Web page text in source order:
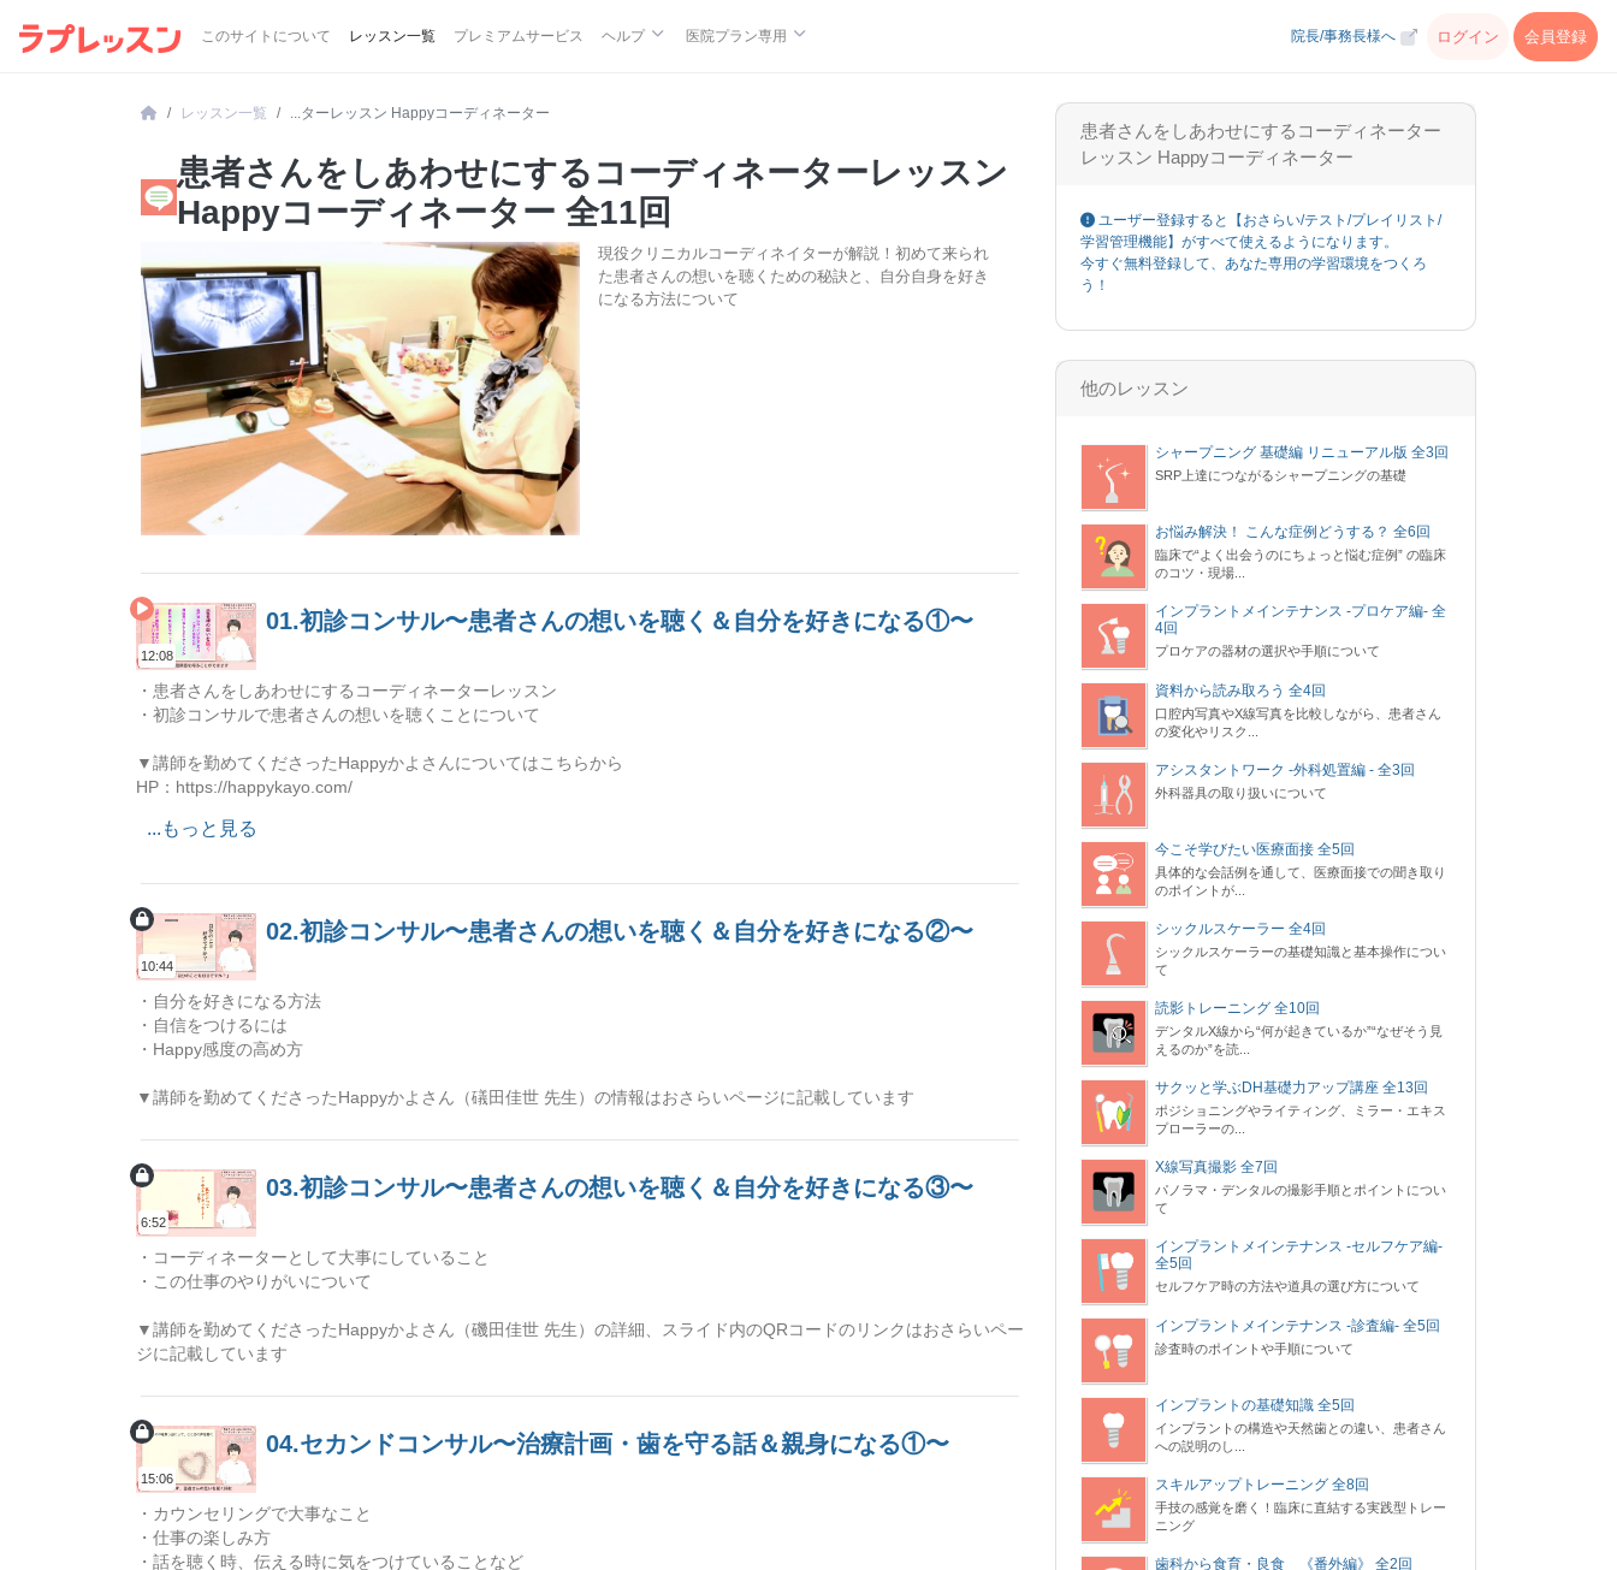
このサイトについて レッスン一覧 プレミアムサービス ヘルプ 医院プラン専用 院長/事務長様へ ログイン 会員登録
レッスン一覧 ...ターレッスン Happyコーディネーター
患者さんをしあわせにするコーディネーターレッスン
Happyコーディネーター 全11回
現役クリニカルコーディネイターが解説！初めて来られ
た患者さんの想いを聴くための秘訣と、自分自身を好き
になる方法について
12:08
01.初診コンサル〜患者さんの想いを聴く＆自分を好きになる①〜
・患者さんをしあわせにするコーディネーターレッスン
・初診コンサルで患者さんの想いを聴くことについて
▼講師を勤めてくださったHappyかよさんについてはこちらから
HP：https://happykayo.com/
...もっと見る
10:44
02.初診コンサル〜患者さんの想いを聴く＆自分を好きになる②〜
・自分を好きになる方法
・自信をつけるには
・Happy感度の高め方
▼講師を勤めてくださったHappyかよさん（礒田佳世 先生）の情報はおさらいページに記載しています
6:52
03.初診コンサル〜患者さんの想いを聴く＆自分を好きになる③〜
・コーディネーターとして大事にしていること
・この仕事のやりがいについて
▼講師を勤めてくださったHappyかよさん（磯田佳世 先生）の詳細、スライド内のQRコードのリンクはおさらいペー
ジに記載しています
15:06
04.セカンドコンサル〜治療計画・歯を守る話＆親身になる①〜
・カウンセリングで大事なこと
・仕事の楽しみ方
・話を聴く時、伝える時に気をつけていることなど
患者さんをしあわせにするコーディネーター
レッスン Happyコーディネーター
ユーザー登録すると【おさらい/テスト/プレイリスト/
学習管理機能】がすべて使えるようになります。
今すぐ無料登録して、あなた専用の学習環境をつくろ
う！
他のレッスン
シャープニング 基礎編 リニューアル版 全3回
SRP上達につながるシャープニングの基礎
お悩み解決！ こんな症例どうする？ 全6回
臨床で“よく出会うのにちょっと悩む症例” の臨床
のコツ・現場...
インプラントメインテナンス -プロケア編- 全
4回
プロケアの器材の選択や手順について
資料から読み取ろう 全4回
口腔内写真やX線写真を比較しながら、患者さん
の変化やリスク...
アシスタントワーク -外科処置編 - 全3回
外科器具の取り扱いについて
今こそ学びたい医療面接 全5回
具体的な会話例を通して、医療面接での聞き取り
のポイントが...
シックルスケーラー 全4回
シックルスケーラーの基礎知識と基本操作につい
て
読影トレーニング 全10回
デンタルX線から“何が起きているか”“なぜそう見
えるのか”を読...
サクッと学ぶDH基礎力アップ講座 全13回
ポジショニングやライティング、ミラー・エキス
プローラーの...
X線写真撮影 全7回
パノラマ・デンタルの撮影手順とポイントについ
て
インプラントメインテナンス -セルフケア編-
全5回
セルフケア時の方法や道具の選び方について
インプラントメインテナンス -診査編- 全5回
診査時のポイントや⼿順について
インプラントの基礎知識 全5回
インプラントの構造や天然歯との違い、患者さん
への説明のし...
スキルアップトレーニング 全8回
手技の感覚を磨く！臨床に直結する実践型トレー
ニング
歯科から食育・良食 《番外編》 全2回